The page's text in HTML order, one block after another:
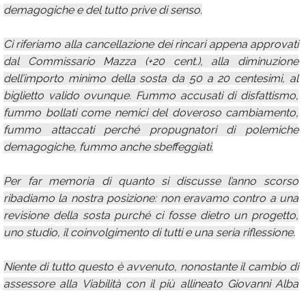
demagogiche e del tutto prive di senso.
Ci riferiamo alla cancellazione dei rincari appena approvati
dal Commissario Mazza (+20 cent.), alla diminuzione
dell’importo minimo della sosta da 50 a 20 centesimi, al
biglietto valido ovunque. Fummo accusati di disfattismo,
fummo bollati come nemici del doveroso cambiamento,
fummo attaccati perché propugnatori di polemiche
demagogiche, fummo anche sbeffeggiati.
Per far memoria di quanto si discusse l’anno scorso
ribadiamo la nostra posizione: non eravamo contro a una
revisione della sosta purché ci fosse dietro un progetto,
uno studio, il coinvolgimento di tutti e una seria riflessione.
Niente di tutto questo è avvenuto, nonostante il cambio di
assessore alla Viabilità con il più allineato Giovanni Alba